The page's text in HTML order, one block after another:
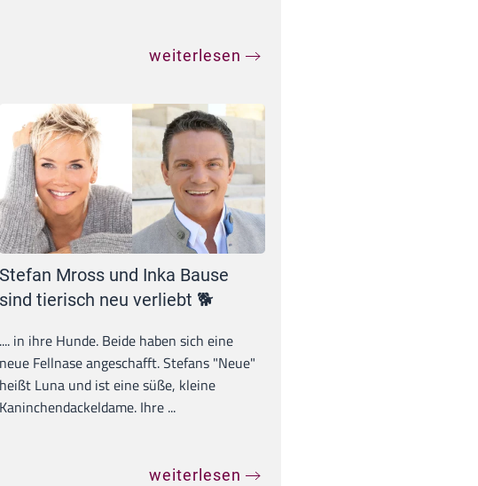
weiterlesen
Stefan Mross und Inka Bause
sind tierisch neu verliebt 🐕
.... in ihre Hunde. Beide haben sich eine
neue Fellnase angeschafft. Stefans "Neue"
heißt Luna und ist eine süße, kleine
Kaninchendackeldame. Ihre ...
weiterlesen